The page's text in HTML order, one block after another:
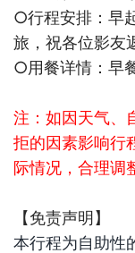
○行程安排：早
旅，祝各位影友
○用餐详情：早
注：如因天气、
拒的因素影响行
际情况，合理调
【免责声明】
本行程为自助性